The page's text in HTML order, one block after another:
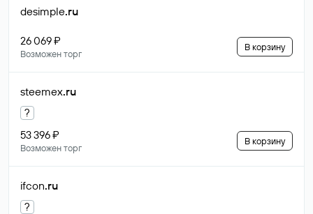
desimple.ru
26 069 ₽
Возможен торг
В корзину
steemex.ru
?
53 396 ₽
Возможен торг
В корзину
ifcon.ru
?